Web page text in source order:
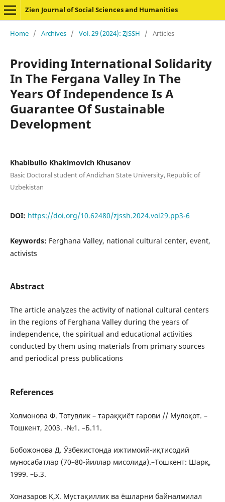
Zien Journal of Social Sciences and Humanities
Home / Archives / Vol. 29 (2024): ZJSSH / Articles
Providing International Solidarity
In The Fergana Valley In The
Years Of Independence Is A
Guarantee Of Sustainable
Development
Khabibullo Khakimovich Khusanov
Basic Doctoral student of Andizhan State University, Republic of
Uzbekistan
DOI: https://doi.org/10.62480/zjssh.2024.vol29.pp3-6
Keywords: Ferghana Valley, national cultural center, event,
activists
Abstract
The article analyzes the activity of national cultural centers
in the regions of Ferghana Valley during the years of
independence, the spiritual and educational activities
conducted by them using materials from primary sources
and periodical press publications
References
Холмонова Ф. Тотувлик – тараққиёт гарови // Мулоқот. –
Tошкент, 2003. -№1. –Б.11.
Бобожонова Д. Ўзбекистонда ижтимоий-иқтисодий
муносабатлар (70–80-йиллар мисолида).–Toшкент: Шарқ,
1999. –Б.3.
Хоназаров Қ.Х. Мустақиллик ва ёшларни байналмилал